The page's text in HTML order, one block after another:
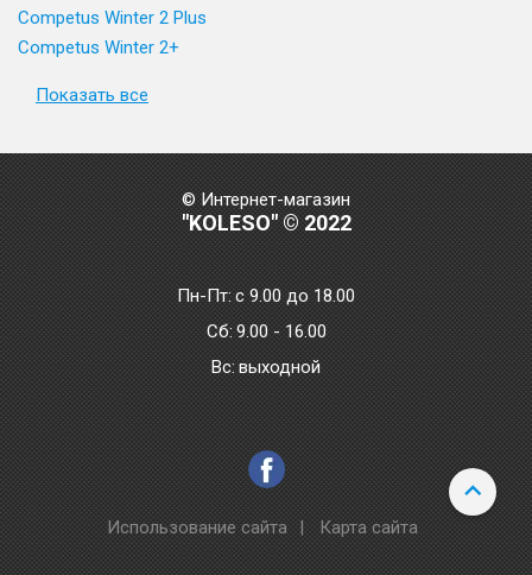
Competus Winter 2 Plus
Competus Winter 2+
Показать все
© Интернет-магазин
"KOLESO" © 2022
Пн-Пт:с 9.00 до 18.00
Сб: 9.00 - 16.00
Bc: выходной
Использование сайта | Карта сайта